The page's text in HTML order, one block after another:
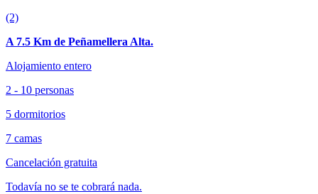
(2)
A 7.5 Km de Peñamellera Alta.
Alojamiento entero
2 - 10 personas
5 dormitorios
7 camas
Cancelación gratuita
Todavía no se te cobrará nada.